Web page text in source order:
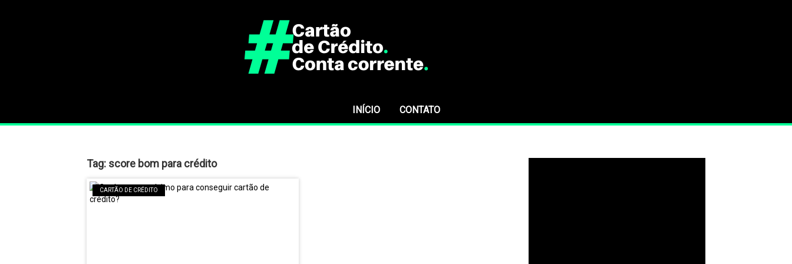
INÍCIO CONTATO
Tag: score bom para crédito
CARTÃO DE CRÉDITO